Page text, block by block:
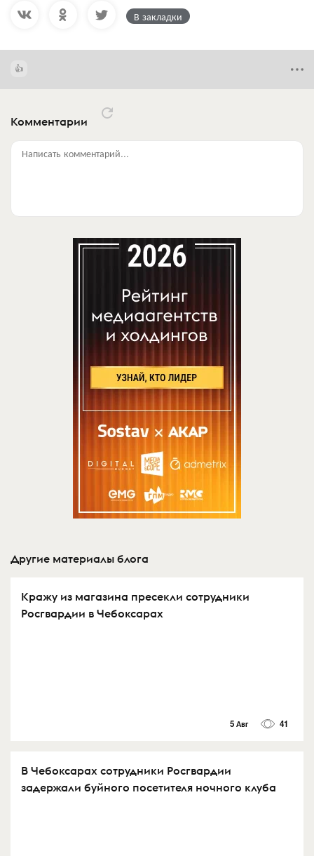
В закладки
Комментарии
Написать комментарий...
Другие материалы блога
Кражу из магазина пресекли сотрудники
Росгвардии в Чебоксарах
5 Авг 41
В Чебоксарах сотрудники Росгвардии
задержали буйного посетителя ночного клуба